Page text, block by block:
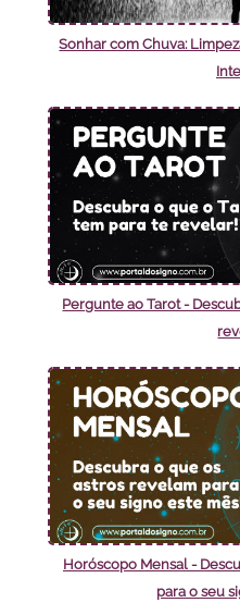
Sonhar com Chuva:
Pergunte ao Tarot -
Horóscopo Mensal -
para o seu